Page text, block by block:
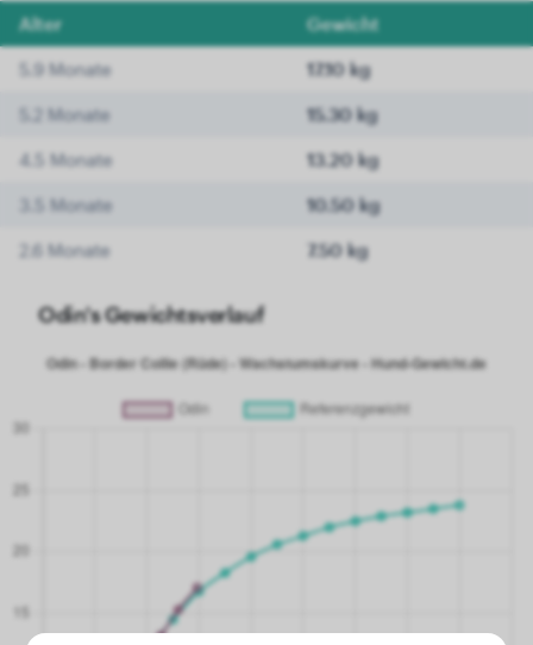
Alter Gewicht
5.9 Monate 17.10 kg
5.2 Monate 15.30 kg
4.5 Monate 13.20 kg
3.5 Monate 10.50 kg
2.6 Monate 7.50 kg
Odin's Gewichtsverlauf